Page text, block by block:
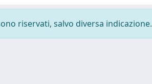
riservati, salvo diversa indicazione.